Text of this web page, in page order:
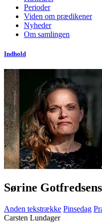
Perioder
Viden om prædikener
Nyheder
Om samlingen
Indhold
Sørine
Anden tekstrække Pinsedag
Carsten Lundager